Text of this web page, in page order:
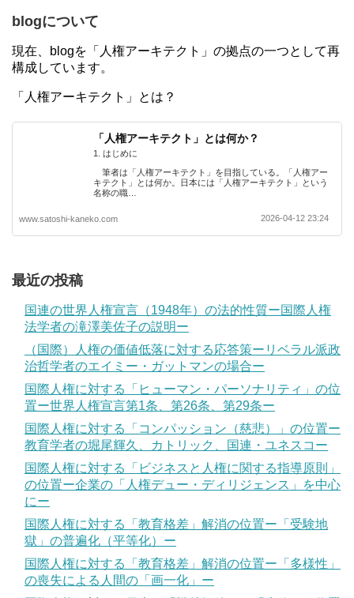
blogについて
現在、blogを「人権アーキテクト」の拠点の一つとして再
構成しています。
「人権アーキテクト」とは？
「人権アーキテクト」とは何か？
1. はじめに
筆者は「人権アーキテクト」を目指している。「人権アー
キテクト」とは何か。日本には「人権アーキテクト」という
名称の職…
www.satoshi-kaneko.com 2026-04-12 23:24
最近の投稿
国連の世界人権宣言（1948年）の法的性質ー国際人権
法学者の滝澤美佐子の説明ー
（国際）人権の価値低落に対する応答策ーリベラル派政
治哲学者のエイミー・ガットマンの場合ー
国際人権に対する「ヒューマン・パーソナリティ」の位
置ー世界人権宣言第1条、第26条、第29条ー
国際人権に対する「コンパッション（慈悲）」の位置ー
教育学者の堀尾輝久、カトリック、国連・ユネスコー
国際人権に対する「ビジネスと人権に関する指導原則」
の位置ー企業の「人権デュー・ディリジェンス」を中心
にー
国際人権に対する「教育格差」解消の位置ー「受験地
獄」の普遍化（平等化）ー
国際人権に対する「教育格差」解消の位置ー「多様性」
の喪失による人間の「画一化」ー